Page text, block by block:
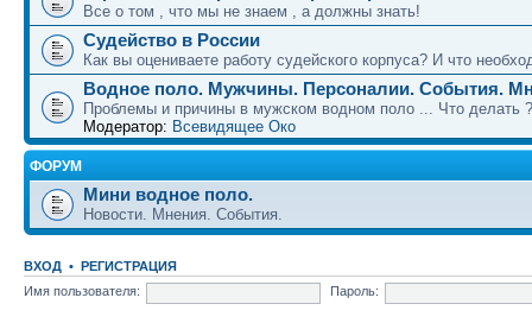
Все о том , что мы не знаем , а должны знать!
Судейство в России
Как вы оцениваете работу судейского корпуса? И что
Водное поло. Мужчины. Персоналии. События.
Проблемы и причины в мужском водном поло ... Что делать ?
Модератор: Всевидящее Око
ФОРУМ
Мини водное поло.
Новости. Мнения. События.
ВХОД • РЕГИСТРАЦИЯ
Имя пользователя:
Пароль: